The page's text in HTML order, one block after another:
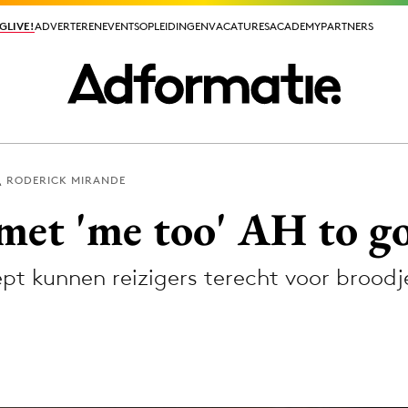
ADVERTERENEVENTSOPLEIDINGENVACATURESACADEMYPARTNERS
ADVERTERENEVENTSOPLEIDINGENVACATURESACADEMYPARTNERS
RODERICK MIRANDE
'me too' AH to
kunnen reizigers terecht voor